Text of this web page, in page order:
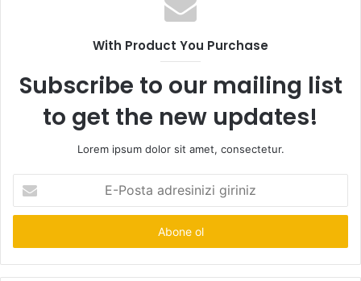
With Product You Purchase
Subscribe to our mailing list
to get the new updates!
Lorem ipsum dolor sit amet, consectetur.
Posta
adresinizi